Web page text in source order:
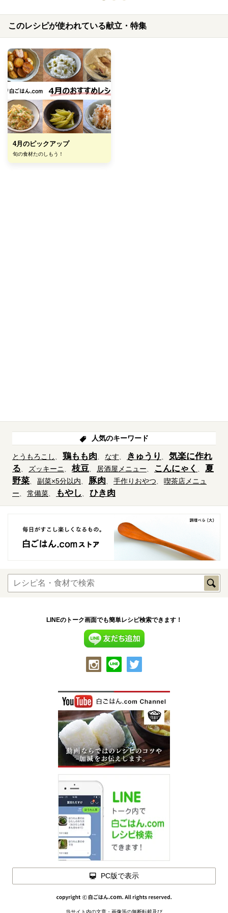
このレシピが使われている献立・特集
4月のピックアップ
旬の食材たのしもう！
人気のキーワード
とうもろこし 鶏もも肉 なす きゅうり
気楽に作れ
る
ズッキーニ 枝豆 居酒屋メニュー こんにゃく
夏
野菜
副菜×5分以内 豚肉 手作りおやつ
喫茶店メニュ
ー
常備菜 もやし ひき肉
閉じる
LINEのトーク画面でも簡単レシピ検索できます！
PC版で表示